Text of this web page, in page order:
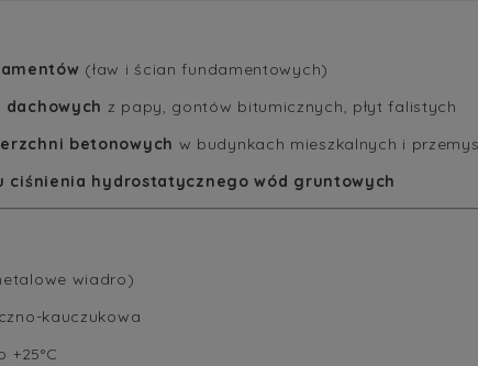
(ław i ścian fundamentowych)
z papy, gontów bitumicznych, płyt falistych
betonowych w budynkach mieszkalnych i
ciśnienia hydrostatycznego wód gruntowych
wiadro)
kauczukowa
+25°C